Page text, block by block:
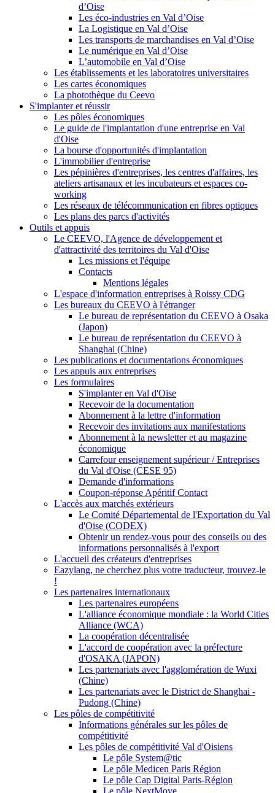
d’Oise
Les éco-industries en Val d’Oise
La Logistique en Val d’Oise
Les transports de marchandises en Val d’Oise
Le numérique en Val d’Oise
L’automobile en Val d’Oise
Les établissements et les laboratoires universitaires
Les cartes économiques
La photothèque du Ceevo
S'implanter et réussir
Les pôles économiques
Le guide de l'implantation d'une entreprise en Val
d'Oise
La bourse d'opportunités d'implantation
L'immobilier d'entreprise
Les pépinières d'entreprises, les centres d'affaires, les
ateliers artisanaux et les incubateurs et espaces co-
working
Les réseaux de télécommunication en fibres optiques
Les plans des parcs d'activités
Outils et appuis
Le CEEVO, l'Agence de développement et
d'attractivité des territoires du Val d'Oise
Les missions et l'équipe
Contacts
Mentions légales
L'espace d'information entreprises à Roissy CDG
Les bureaux du CEEVO à l'étranger
Le bureau de représentation du CEEVO à Osaka
(Japon)
Le bureau de représentation du CEEVO à
Shanghai (Chine)
Les publications et documentations économiques
Les appuis aux entreprises
Les formulaires
S'implanter en Val d'Oise
Recevoir de la documentation
Abonnement à la lettre d'information
Recevoir des invitations aux manifestations
Abonnement à la newsletter et au magazine
économique
Carrefour enseignement supérieur / Entreprises
du Val d'Oise (CESE 95)
Demande d'informations
Coupon-réponse Apéritif Contact
L'accès aux marchés extérieurs
Le Comité Départemental de l'Exportation du Val
d'Oise (CODEX)
Obtenir un rendez-vous pour des conseils ou des
informations personnalisés à l'export
L'accueil des créateurs d'entreprises
Eazylang, ne cherchez plus votre traducteur, trouvez-le
!
Les partenaires internationaux
Les partenaires européens
L'alliance économique mondiale : la World Cities
Alliance (WCA)
La coopération décentralisée
L'accord de coopération avec la préfecture
d'OSAKA (JAPON)
Les partenariats avec l'agglomération de Wuxi
(Chine)
Les partenariats avec le District de Shanghai -
Pudong (Chine)
Les pôles de compétitivité
Informations générales sur les pôles de
compétitivité
Les pôles de compétitivité Val d'Oisiens
Le pôle System@tic
Le pôle Medicen Paris Région
Le pôle Cap Digital Paris-Région
Le pôle NextMove